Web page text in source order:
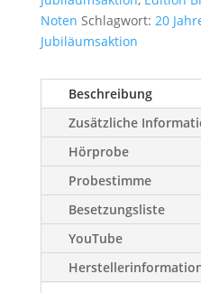
Noten Schlagwort: 20
Jubiläumsaktion
Beschreibung
Zusätzliche
Hörprobe
Probestimme
Besetzungsliste
YouTube